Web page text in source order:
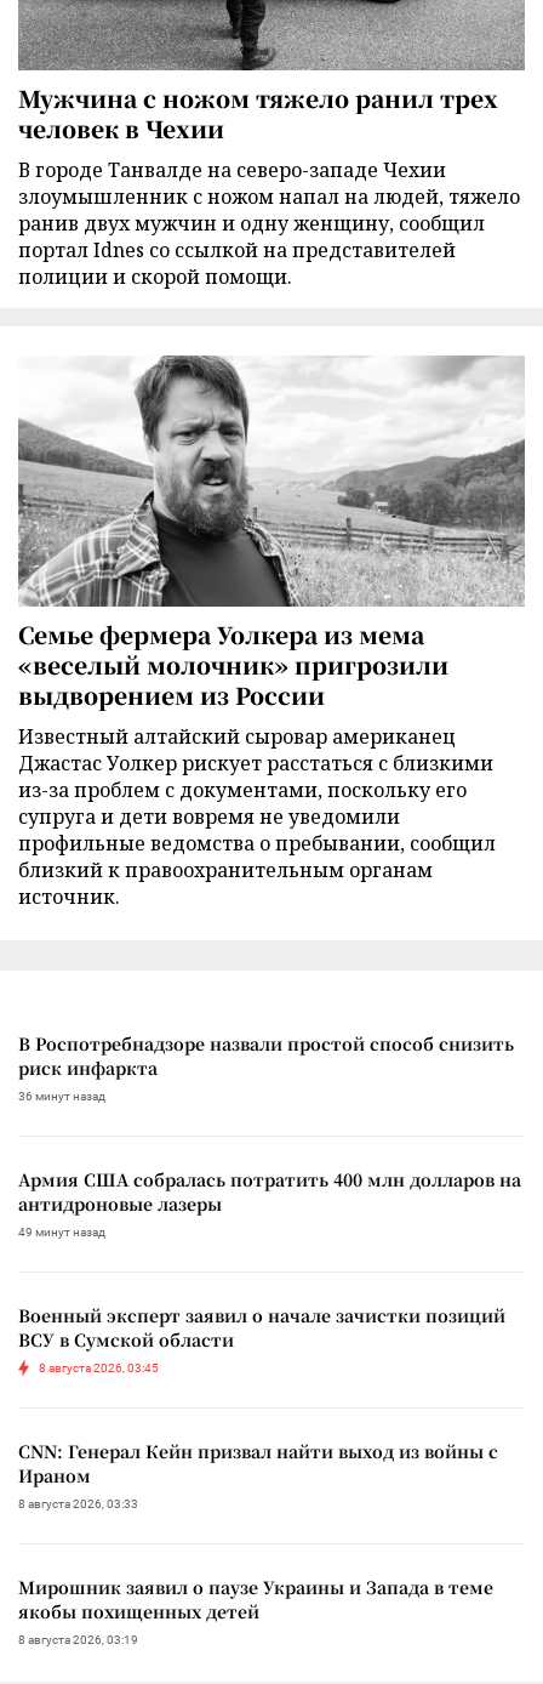
Мужчина с ножом тяжело ранил трех
человек в Чехии
В городе Танвалде на северо-западе Чехии
злоумышленник с ножом напал на людей, тяжело
ранив двух мужчин и одну женщину, сообщил
портал Idnes со ссылкой на представителей
полиции и скорой помощи.
Семье фермера Уолкера из мема
«веселый молочник» пригрозили
выдворением из России
Известный алтайский сыровар американец
Джастас Уолкер рискует расстаться с близкими
из-за проблем с документами, поскольку его
супруга и дети вовремя не уведомили
профильные ведомства о пребывании, сообщил
близкий к правоохранительным органам
источник.
В Роспотребнадзоре назвали простой способ снизить
риск инфаркта
36 минут назад
Армия США собралась потратить 400 млн долларов на
антидроновые лазеры
49 минут назад
Военный эксперт заявил о начале зачистки позиций
ВСУ в Сумской области
8 августа 2026, 03:45
CNN: Генерал Кейн призвал найти выход из войны с
Ираном
8 августа 2026, 03:33
Мирошник заявил о паузе Украины и Запада в теме
якобы похищенных детей
8 августа 2026, 03:19